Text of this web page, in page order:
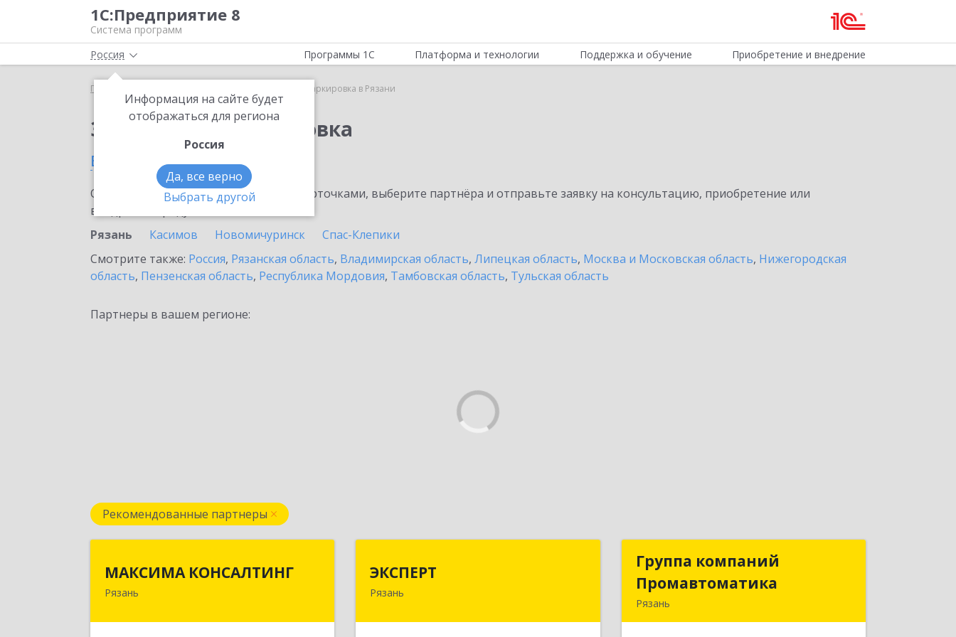
1С:Предприятие 8
Система программ
Россия
Информация на сайте будет
отображаться для региона
Россия
Да, все верно
Выбрать другой
Программы 1С Платформа и технологии Поддержка и обучение Приобретение и внедрение
Главная 1С:Маркировка в Рязани
Заказать 1С:Маркировка
в Рязани
Ознакомьтесь с информационными карточками, выберите партнёра и отправьте заявку на консультацию, приобретение или
внедрение продукта.
Рязань
Касимов Новомичуринск
Спас-Клепики
Смотрите также: Россия, Рязанская область, Владимирская область, Липецкая область, Москва и Московская область, Нижегородская
область, Пензенская область, Республика Мордовия, Тамбовская область, Тульская область
Партнеры в вашем регионе:
Рекомендованные партнеры
МАКСИМА КОНСАЛТИНГ
Рязань
ЭКСПЕРТ
Рязань
Группа компаний
Промавтоматика
Рязань
Группа компаний
Промавтоматика